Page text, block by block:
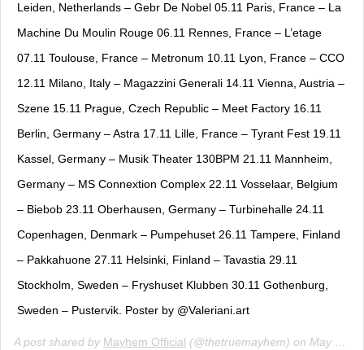
Leiden, Netherlands – Gebr De Nobel 05.11 Paris, France – La
Machine Du Moulin Rouge 06.11 Rennes, France – L’etage
07.11 Toulouse, France – Metronum 10.11 Lyon, France – CCO
12.11 Milano, Italy – Magazzini Generali 14.11 Vienna, Austria –
Szene 15.11 Prague, Czech Republic – Meet Factory 16.11
Berlin, Germany – Astra 17.11 Lille, France – Tyrant Fest 19.11
Kassel, Germany – Musik Theater 130BPM 21.11 Mannheim,
Germany – MS Connextion Complex 22.11 Vosselaar, Belgium
– Biebob 23.11 Oberhausen, Germany – Turbinehalle 24.11
Copenhagen, Denmark – Pumpehuset 26.11 Tampere, Finland
– Pakkahuone 27.11 Helsinki, Finland – Tavastia 29.11
Stockholm, Sweden – Fryshuset Klubben 30.11 Gothenburg,
Sweden – Pustervik. Poster by @Valeriani.art
A post shared by Mayhem Official (@thetruemayhem) on May 8, 2019 at 6:44am PDT